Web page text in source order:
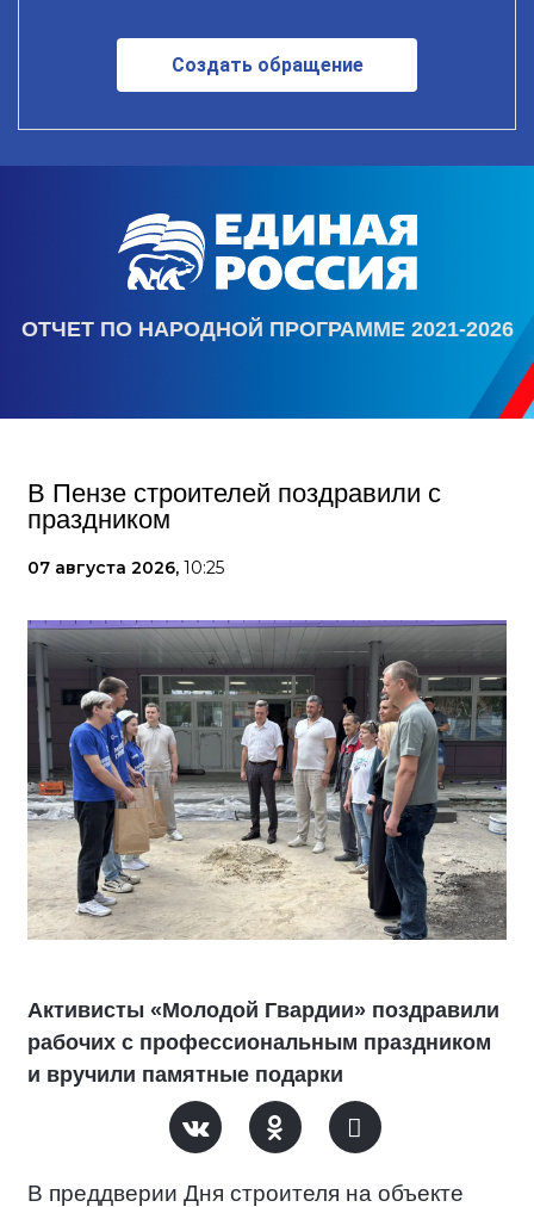
Создать обращение
ОТЧЕТ ПО НАРОДНОЙ ПРОГРАММЕ 2021-2026
В Пензе строителей поздравили с
праздником
07 августа 2026, 10:25
Активисты «Молодой Гвардии» поздравили
рабочих с профессиональным праздником
и вручили памятные подарки
В преддверии Дня строителя на объекте